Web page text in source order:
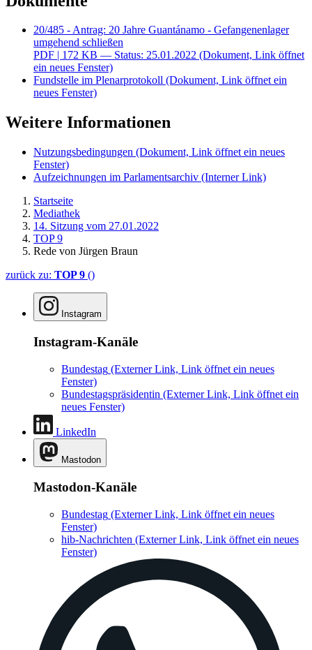
20/485 - Antrag: 20 Jahre Guantánamo - Gefangenenlager
umgehend schließen
PDF | 172 KB — Status: 25.01.2022 (Dokument, Link öffnet
ein neues Fenster)
Fundstelle im Plenarprotokoll (Dokument, Link öffnet ein
neues Fenster)
Weitere Informationen
Nutzungsbedingungen (Dokument, Link öffnet ein neues
Fenster)
Aufzeichnungen im Parlamentsarchiv (Interner Link)
Startseite
Mediathek
14. Sitzung vom 27.01.2022
TOP 9
Rede von Jürgen Braun
zurück zu: TOP 9 ()
Instagram
Instagram-Kanäle
Bundestag (Externer Link, Link öffnet ein neues
Fenster)
Bundestagspräsidentin (Externer Link, Link öffnet ein
neues Fenster)
LinkedIn
Mastodon
Mastodon-Kanäle
Bundestag (Externer Link, Link öffnet ein neues
Fenster)
hib-Nachrichten (Externer Link, Link öffnet ein neues
Fenster)